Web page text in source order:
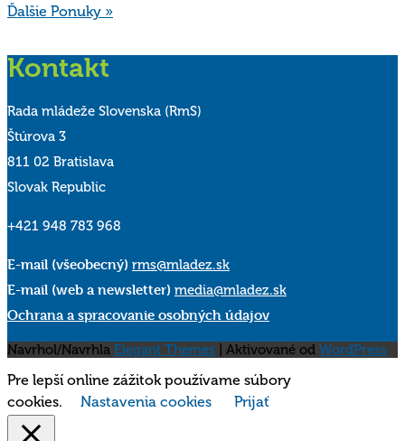
Ďalšie Ponuky »
Kontakt
Rada mládeže Slovenska (RmS)
Štúrova 3
811 02 Bratislava
Slovak Republic
+421 948 783 968
E-mail (všeobecný) rms@mladez.sk
E-mail (web a newsletter) media@mladez.sk
Ochrana a spracovanie osobných údajov
Navrhol/Navrhla Elegant Themes | Aktivované od WordPress
Pre lepší online zážitok používame súbory
cookies.
Nastavenia cookies Prijať